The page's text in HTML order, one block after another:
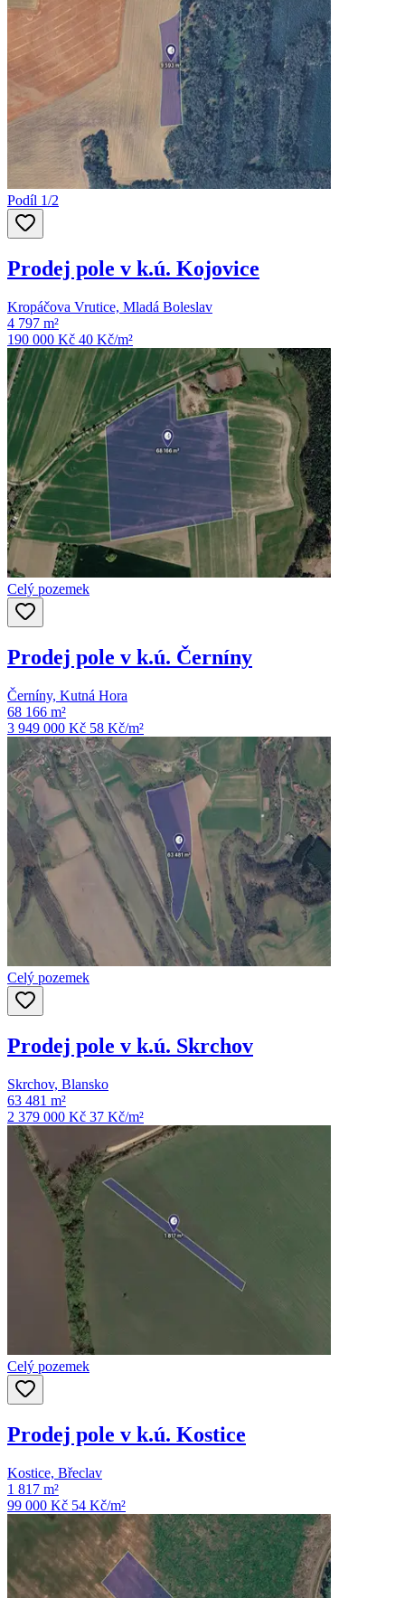
Podíl 1/2
Prodej pole v k.ú. Kojovice
Kropáčova Vrutice, Mladá Boleslav
4 797 m²
190 000 Kč 40 Kč/m²
Celý pozemek
Prodej pole v k.ú. Černíny
Černíny, Kutná Hora
68 166 m²
3 949 000 Kč 58 Kč/m²
Celý pozemek
Prodej pole v k.ú. Skrchov
Skrchov, Blansko
63 481 m²
2 379 000 Kč 37 Kč/m²
Celý pozemek
Prodej pole v k.ú. Kostice
Kostice, Břeclav
1 817 m²
99 000 Kč 54 Kč/m²